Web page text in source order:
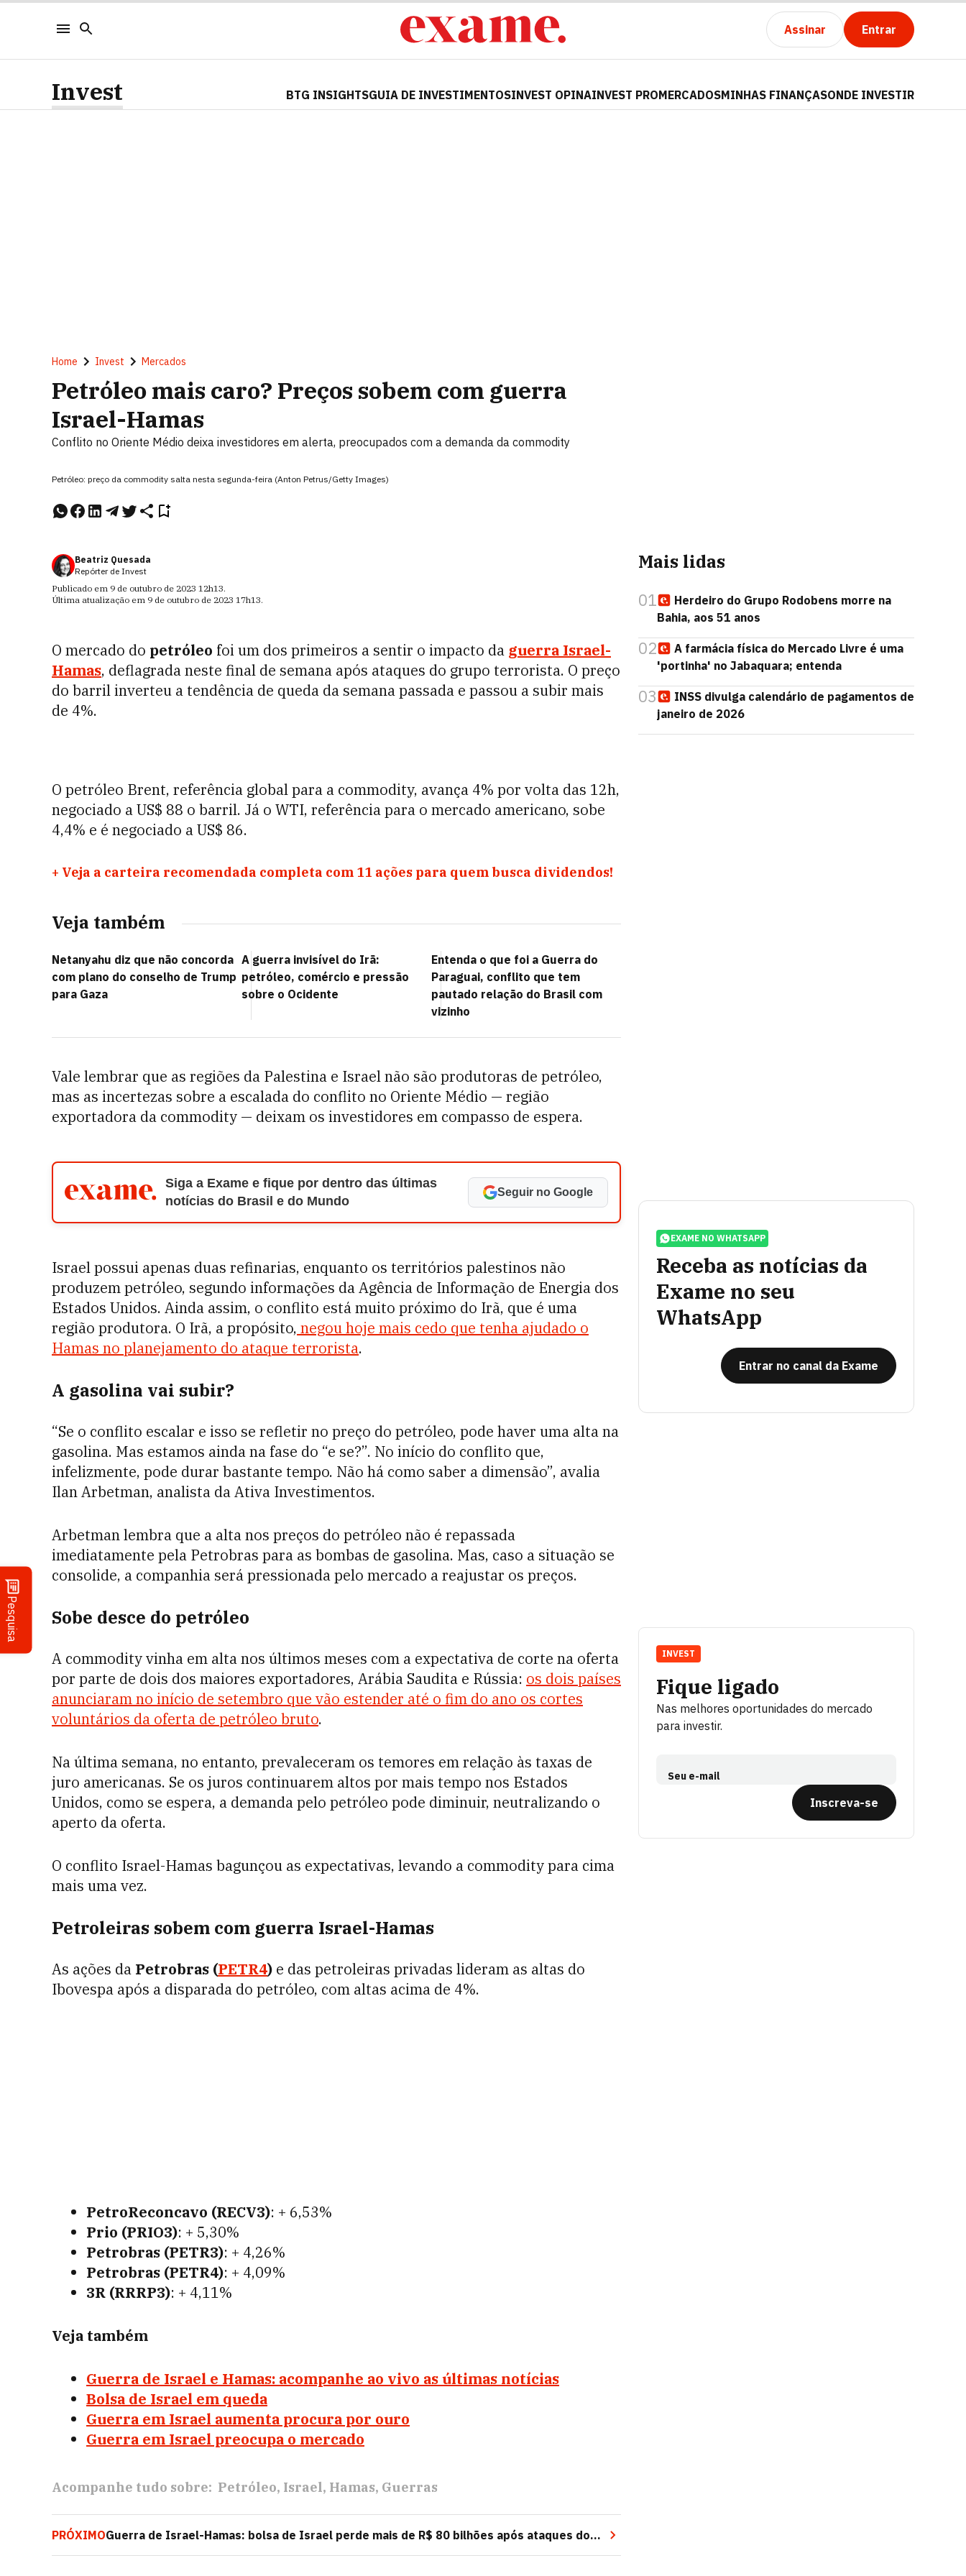
Assinar Entrar
Pesquisa
Invest BTG INSIGHTSGUIA DE INVESTIMENTOSINVEST OPINAINVEST PROMERCADOSMINHAS FINANÇASONDE INVESTIR
Home Invest Mercados
Petróleo mais caro? Preços sobem com guerra
Israel-Hamas
Conflito no Oriente Médio deixa investidores em alerta, preocupados com a demanda da commodity
Petróleo: preço da commodity salta nesta segunda-feira (Anton Petrus/Getty Images)
Beatriz Quesada
Repórter de Invest
Publicado em 9 de outubro de 2023 12h13.
Última atualização em 9 de outubro de 2023 17h13.
O mercado do petróleo foi um dos primeiros a sentir o impacto da guerra Israel-
Hamas, deflagrada neste final de semana após ataques do grupo terrorista. O preço
do barril inverteu a tendência de queda da semana passada e passou a subir mais
de 4%.
O petróleo Brent, referência global para a commodity, avança 4% por volta das 12h,
negociado a US$ 88 o barril. Já o WTI, referência para o mercado americano, sobe
4,4% e é negociado a US$ 86.
+ Veja a carteira recomendada completa com 11 ações para quem busca dividendos!
Veja também
Netanyahu diz que não concorda
com plano do conselho de Trump
para Gaza
A guerra invisível do Irã:
petróleo, comércio e pressão
sobre o Ocidente
Entenda o que foi a Guerra do
Paraguai, conflito que tem
pautado relação do Brasil com
vizinho
Vale lembrar que as regiões da Palestina e Israel não são produtoras de petróleo,
mas as incertezas sobre a escalada do conflito no Oriente Médio — região
exportadora da commodity — deixam os investidores em compasso de espera.
Siga a Exame e fique por dentro das últimas
notícias do Brasil e do Mundo
Seguir no Google
Israel possui apenas duas refinarias, enquanto os territórios palestinos não
produzem petróleo, segundo informações da Agência de Informação de Energia dos
Estados Unidos. Ainda assim, o conflito está muito próximo do Irã, que é uma
região produtora. O Irã, a propósito, negou hoje mais cedo que tenha ajudado o
Hamas no planejamento do ataque terrorista.
A gasolina vai subir?
“Se o conflito escalar e isso se refletir no preço do petróleo, pode haver uma alta na
gasolina. Mas estamos ainda na fase do “e se?”. No início do conflito que,
infelizmente, pode durar bastante tempo. Não há como saber a dimensão”, avalia
Ilan Arbetman, analista da Ativa Investimentos.
Arbetman lembra que a alta nos preços do petróleo não é repassada
imediatamente pela Petrobras para as bombas de gasolina. Mas, caso a situação se
consolide, a companhia será pressionada pelo mercado a reajustar os preços.
Sobe desce do petróleo
A commodity vinha em alta nos últimos meses com a expectativa de corte na oferta
por parte de dois dos maiores exportadores, Arábia Saudita e Rússia: os dois países
anunciaram no início de setembro que vão estender até o fim do ano os cortes
voluntários da oferta de petróleo bruto.
Na última semana, no entanto, prevaleceram os temores em relação às taxas de
juro americanas. Se os juros continuarem altos por mais tempo nos Estados
Unidos, como se espera, a demanda pelo petróleo pode diminuir, neutralizando o
aperto da oferta.
O conflito Israel-Hamas bagunçou as expectativas, levando a commodity para cima
mais uma vez.
Petroleiras sobem com guerra Israel-Hamas
As ações da Petrobras (PETR4) e das petroleiras privadas lideram as altas do
Ibovespa após a disparada do petróleo, com altas acima de 4%.
PetroReconcavo (RECV3): + 6,53%
Prio (PRIO3): + 5,30%
Petrobras (PETR3): + 4,26%
Petrobras (PETR4): + 4,09%
3R (RRRP3): + 4,11%
Veja também
Guerra de Israel e Hamas: acompanhe ao vivo as últimas notícias
Bolsa de Israel em queda
Guerra em Israel aumenta procura por ouro
Guerra em Israel preocupa o mercado
Acompanhe tudo sobre: Petróleo Israel Hamas Guerras
PRÓXIMOGuerra de Israel-Hamas: bolsa de Israel perde mais de R$ 80 bilhões após ataques do
Hamas
Mais lidas
01
Herdeiro do Grupo Rodobens morre na
Bahia, aos 51 anos
02
A farmácia física do Mercado Livre é uma
'portinha' no Jabaquara; entenda
03
INSS divulga calendário de pagamentos de
janeiro de 2026
EXAME NO WHATSAPP
Receba as notícias da
Exame no seu
WhatsApp
Entrar no canal da Exame
Fique ligado
Nas melhores oportunidades do mercado
para investir.
Seu e-mail
Inscreva-se
INVEST